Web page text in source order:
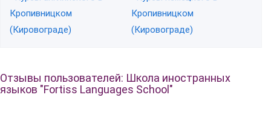
Кропивницком
(Кировограде)
Кропивницком
(Кировограде)
Отзывы пользователей: Школа иностранных
языков "Fortiss Languages School"